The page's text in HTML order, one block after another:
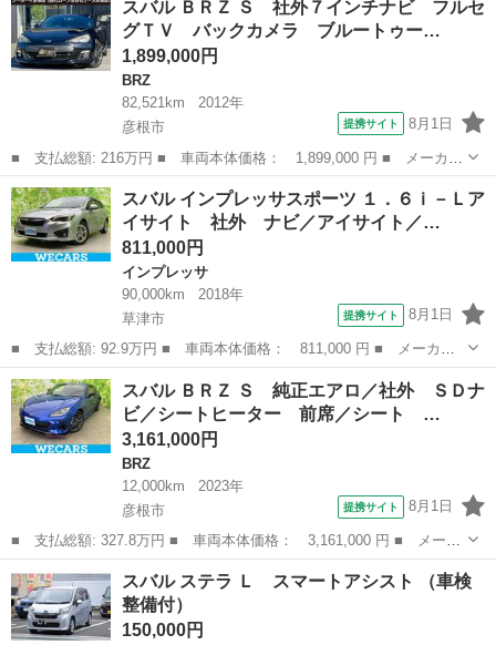
ｌｕｅｔｏｏｔｈナビ ＴＶ アルミ キーレス ■ 排気量： 660cc
■...
スバル ＢＲＺ Ｓ 社外７インチナビ フルセ
グＴＶ バックカメラ ブルートゥー…
1,899,000円
BRZ
82,521km
2012年
彦根市
提携サイト 8月1日
■ 支払総額: 216万円 ■ 車両本体価格： 1,899,000 円 ■ メーカー
名： スバル ■ 車種名： ＢＲＺ ■ グレード名： Ｓ 社外７イ
ンチナビ フルセグＴＶ バックカメラ ブルートゥース ６速Ｍ
Ｔ ＥＴＣ ...
滋賀 彦根市
スバル インプレッサスポーツ １．６ｉ－Ｌア
イサイト 社外 ナビ／アイサイト／…
811,000円
インプレッサ
90,000km
2018年
草津市
提携サイト 8月1日
■ 支払総額: 92.9万円 ■ 車両本体価格： 811,000 円 ■ メーカー
名： スバル ■ 車種名： インプレッサスポーツ ■ グレード
名： １．６ｉ－Ｌアイサイト 社外 ナビ／アイサイト／車線逸脱
防止支援システム...
滋賀 草津市
スバル ＢＲＺ Ｓ 純正エアロ／社外 ＳＤナ
ビ／シートヒーター 前席／シート …
3,161,000円
BRZ
12,000km
2023年
彦根市
提携サイト 8月1日
■ 支払総額: 327.8万円 ■ 車両本体価格： 3,161,000 円 ■ メーカ
ー名： スバル ■ 車種名： ＢＲＺ ■ グレード名： Ｓ 純正エ
アロ／社外 ＳＤナビ／シートヒーター 前席／シート ハーフレザ
ー／ヘッ...
滋賀 彦根市 BRZ
スバル ステラ Ｌ スマートアシスト （車検
整備付）
150,000円